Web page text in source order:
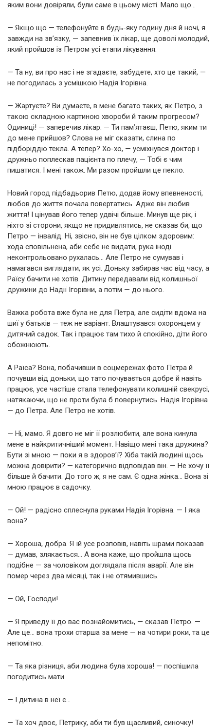
яким вони довіряли, були саме в цьому місті. Мало що…
— Якщо що — телефонуйте в будь-яку годину дня й ночі, я
завжди на зв’язку, — запевнив їх лікар, ще доволі молодий,
який пройшов із Петром усі етапи лікування.
— Та ну, ви про нас і не згадаєте, забудете, хто це такий, —
не погодилась з усмішкою Надія Ігорівна.
— Жартуєте? Ви думаєте, в мене багато таких, як Петро, з
такою складною картиною хвороби й таким прогресом?
Одиниці! — заперечив лікар. — Ти пам’ятаєш, Петю, яким ти
до мене прийшов? Слова не міг сказати, слина по
підборіддю текла. А тепер? Хо-хо, — усміхнувся доктор і
дружньо поплескав пацієнта по плечу, — Тобі є чим
пишатися. І мені також. Ми разом пройшли це пекло.
Новий город підбадьорив Петю, додав йому впевненості,
любов до життя почала повертатись. Адже він любив
життя! І цінував його тепер удвічі більше. Минув ще рік, і
ніхто зі сторони, якщо не придивлятись, не сказав би, що
Петро — інвалід. Ні, звісно, він не був цілком здоровим:
хода сповільнена, аби себе не видати, рука іноді
неконтрольовано рухалась… Але Петро не сумував і
намагався виглядати, як усі. Доньку забирав час від часу, а
Раїсу бачити не хотів. Дитину передавали від колишньої
дружини до Надії Ігорівни, а потім — до нього.
Важка робота вже була не для Петра, але сидіти вдома на
шиї у батьків — теж не варіант. Влаштувався охоронцем у
дитячий садок. Так і працює там тихо й спокійно, діти його
обожнюють.
А Раїса? Вона, побачивши в соцмережах фото Петра й
почувши від доньки, що тато почувається добре й навіть
працює, усе частіше стала телефонувати колишній свекрусі,
натякаючи, що не проти була б повернутись. Надія Ігорівна
— до Петра. Але Петро не хотів.
— Ні, мамо. Я довго не міг її розлюбити, але вона кинула
мене в найкритичніший момент. Навіщо мені така дружина?
Бути зі мною — поки я в здоров’ї? Хіба такій людині щось
можна довірити? — категорично відповідав він. — Не хочу її
більше й бачити. До того ж, я не сам. Є одна жінка… Вона зі
мною працює в садочку.
— Ой! — радісно сплеснула руками Надія Ігорівна. — І яка
вона?
— Хороша, добра. Я їй усе розповів, навіть шрами показав
— думав, злякається… А вона каже, що пройшла щось
подібне — за чоловіком доглядала після аварії. Але він
помер через два місяці, так і не отямившись.
— Ой, Господи!
— Я приведу її до вас познайомитись, — сказав Петро. —
Але це… вона трохи старша за мене — на чотири роки, та це
непомітно.
— Та яка різниця, аби людина була хороша! — поспішила
погодитись мати.
— І дитина в неї є…
— Та хоч двоє, Петрику, аби ти був щасливий, синочку!